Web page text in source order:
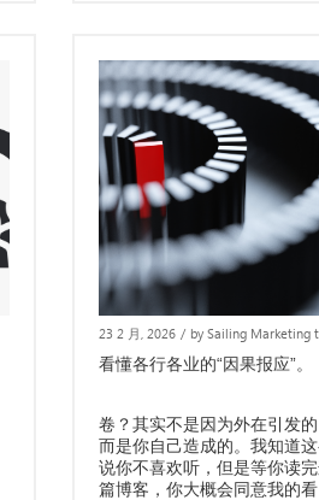
23 2 月, 2026 / by Sailing Marketing
看懂各行各业的“因果报应”。
卷？其实不是因为外在引发的
而是你自己造成的。我知道这
说你不喜欢听，但是等你读
篇博客，你大概会同意我的看